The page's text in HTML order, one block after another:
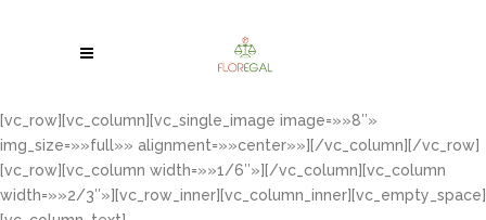
[vc_row][vc_column][vc_single_image image=»»8″»
img_size=»»full»» alignment=»»center»»][/vc_column][/vc_row]
[vc_row][vc_column width=»»1/6″»][/vc_column][vc_column
width=»»2/3″»][vc_row_inner][vc_column_inner][vc_empty_space]